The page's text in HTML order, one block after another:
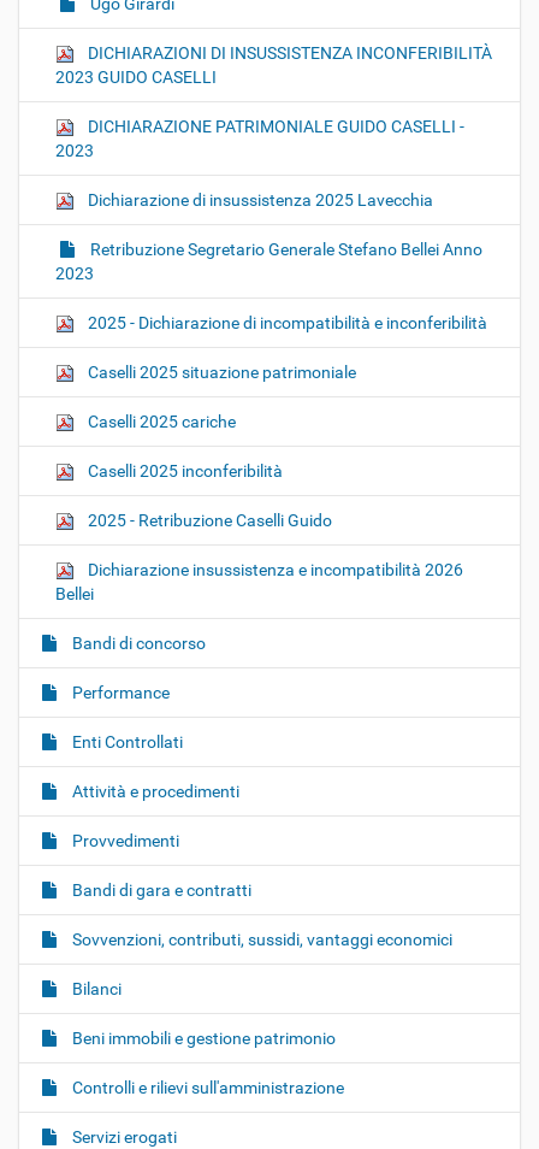
DICHIARAZIONI DI INSUSSISTENZA INCONFERIBILITÀ
2023 GUIDO CASELLI
DICHIARAZIONE PATRIMONIALE GUIDO CASELLI -
2023
Dichiarazione di insussistenza 2025 Lavecchia
Retribuzione Segretario Generale Stefano Bellei Anno
2023
2025 - Dichiarazione di incompatibilità e inconferibilità
Caselli 2025 situazione patrimoniale
Caselli 2025 cariche
Caselli 2025 inconferibilità
2025 - Retribuzione Caselli Guido
Dichiarazione insussistenza e incompatibilità 2026
Bellei
Bandi di concorso
Performance
Enti Controllati
Attività e procedimenti
Provvedimenti
Bandi di gara e contratti
Sovvenzioni, contributi, sussidi, vantaggi economici
Bilanci
Beni immobili e gestione patrimonio
Controlli e rilievi sull'amministrazione
Servizi erogati